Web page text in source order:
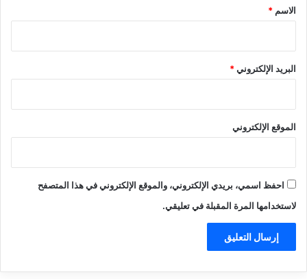
*
الاسم *
البريد الإلكتروني*
الموقع الإلكتروني
احفظ اسمي، بريدي الإلكتروني، والموقع الإلكتروني في هذا المتصفح
لاستخدامها المرة المقبلة في تعليقي.